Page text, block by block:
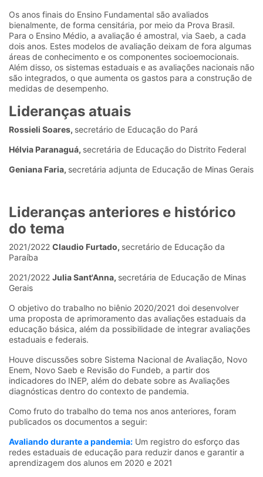
Os anos finais do Ensino Fundamental são avaliados
bienalmente, de forma censitária, por meio da Prova Brasil.
Para o Ensino Médio, a avaliação é amostral, via Saeb, a cada
dois anos. Estes modelos de avaliação deixam de fora algumas
áreas de conhecimento e os componentes socioemocionais.
Além disso, os sistemas estaduais e as avaliações nacionais não
são integrados, o que aumenta os gastos para a construção de
medidas de desempenho.
Lideranças atuais
Rossieli Soares, secretário de Educação do Pará
Hélvia Paranaguá, secretária de Educação do Distrito Federal
Geniana Faria, secretária adjunta de Educação de Minas Gerais
Lideranças anteriores e histórico
do tema
2021/2022 Claudio Furtado, secretário de Educação da
Paraíba
2021/2022 Julia Sant'Anna, secretária de Educação de Minas
Gerais
O objetivo do trabalho no biênio 2020/2021 doi desenvolver
uma proposta de aprimoramento das avaliações estaduais da
educação básica, além da possibilidade de integrar avaliações
estaduais e federais.
Houve discussões sobre Sistema Nacional de Avaliação, Novo
Enem, Novo Saeb e Revisão do Fundeb, a partir dos
indicadores do INEP, além do debate sobre as Avaliações
diagnósticas dentro do contexto de pandemia.
Como fruto do trabalho do tema nos anos anteriores, foram
publicados os documentos a seguir:
Avaliando durante a pandemia: Um registro do esforço das
redes estaduais de educação para reduzir danos e garantir a
aprendizagem dos alunos em 2020 e 2021